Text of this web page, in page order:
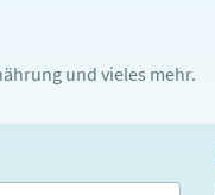
und vieles mehr.